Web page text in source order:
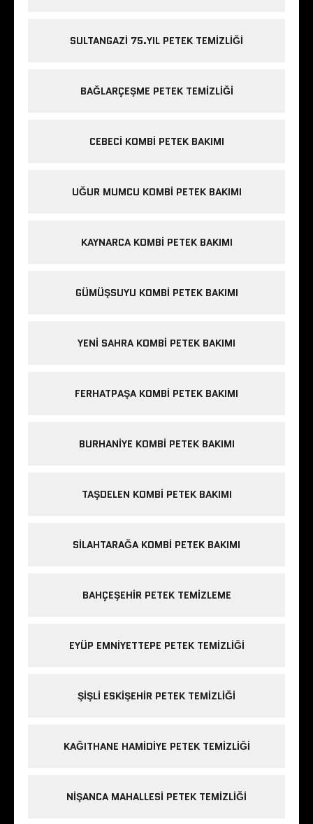
SULTANGAZI 75.YIL PETEK TEMIZLIĞI
BAĞLARÇEŞME PETEK TEMIZLIĞI
CEBECI KOMBI PETEK BAKIMI
UĞUR MUMCU KOMBI PETEK BAKIMI
KAYNARCA KOMBI PETEK BAKIMI
GÜMÜŞSUYU KOMBI PETEK BAKIMI
YENI SAHRA KOMBI PETEK BAKIMI
FERHATPAŞA KOMBI PETEK BAKIMI
BURHANIYE KOMBI PETEK BAKIMI
TAŞDELEN KOMBI PETEK BAKIMI
SILAHTARAĞA KOMBI PETEK BAKIMI
BAHÇEŞEHIR PETEK TEMIZLEME
EYÜP EMNIYETTEPE PETEK TEMIZLIĞI
ŞIŞLI ESKIŞEHIR PETEK TEMIZLIĞI
KAĞITHANE HAMIDIYE PETEK TEMIZLIĞI
NIŞANCA MAHALLESI PETEK TEMIZLIĞI